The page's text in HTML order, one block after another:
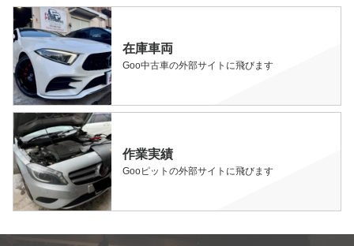
在庫車両
Goo中古車の外部サイトに飛びます
作業実績
Gooピットの外部サイトに飛びます